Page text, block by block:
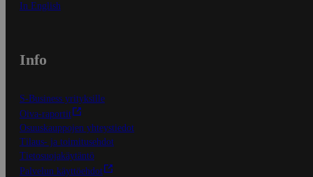
In English
Info
S-Business yrityksille
Oiva-raportit
Osuuskauppojen yhteystiedot
Tilaus- ja toimitusehdot
Tietosuojakäytäntö
Palvelun käyttöehdot